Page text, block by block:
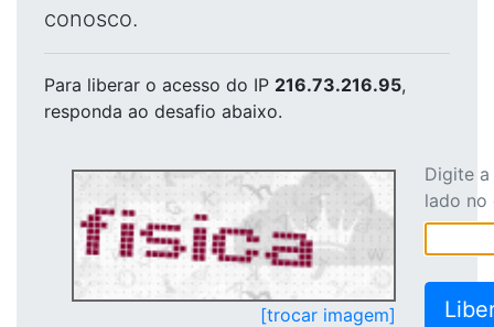
conosco.
Para liberar o acesso do IP 216.73.216.95,
responda ao desafio abaixo.
[trocar imagem]
Digite
lado no